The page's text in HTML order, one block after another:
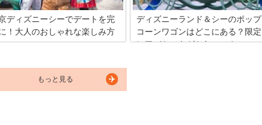
ディズニーシーでデートを完
！大人のおしゃれな楽しみ方
ョンやレストランで長時間待ち…挙
の果てには、疲れて楽しむどころで
くなる可能性があります。そこで、
ディズニーランド＆シーのポップ
コーンワゴンはどこにある？限定
レアバケットがかわいい！
もっと見る